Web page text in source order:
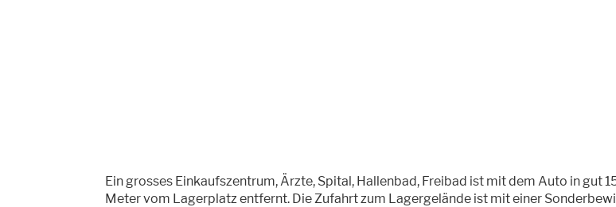
Ein grosses Einkaufszentrum, Ärzte, Spital, Hallenbad, Freibad ist mit dem Auto in gut
Meter vom Lagerplatz entfernt. Die Zufahrt zum Lagergelände ist mit einer